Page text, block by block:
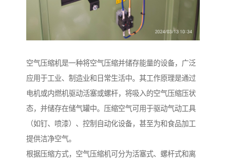
空气压缩机是一种将空气压缩并储存能量的设备，广泛
应用于工业、制造业和日常生活中。其工作原理是通过
电机或内燃机驱动活塞或螺杆，将吸入的空气压缩压状
态，并储存在储气罐中。压缩空气可用于驱动气动工具
（如钉、喷漆）、控制自动化设备，甚至为和食品加工
提供洁净空气。
根据压缩方式，空气压缩机可分为活塞式、螺杆式和离